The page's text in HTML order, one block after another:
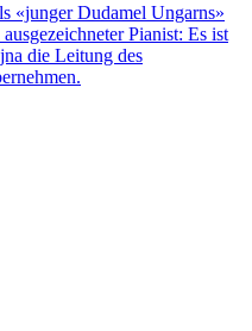
«junger Dudamel Ungarns»
Pianist: Es ist
die Leitung des